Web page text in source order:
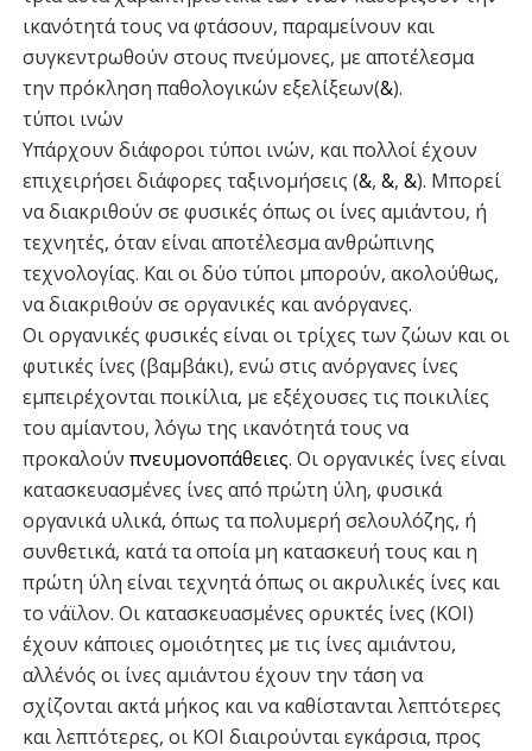
ικανότητά τους να φτάσουν, παραμείνουν και
συγκεντρωθούν στους πνεύμονες, με αποτέλεσμα
την πρόκληση παθολογικών εξελίξεων(&).
τύποι ινών
Υπάρχουν διάφοροι τύποι ινών, και πολλοί έχουν
επιχειρήσει διάφορες ταξινομήσεις (&, &, &). Μπορεί
να διακριθούν σε φυσικές όπως οι ίνες αμιάντου, ή
τεχνητές, όταν είναι αποτέλεσμα ανθρώπινης
τεχνολογίας. Και οι δύο τύποι μπορούν, ακολούθως,
να διακριθούν σε οργανικές και ανόργανες.
Οι οργανικές φυσικές είναι οι τρίχες των ζώων και οι
φυτικές ίνες (βαμβάκι), ενώ στις ανόργανες ίνες
εμπειρέχονται ποικίλια, με εξέχουσες τις ποικιλίες
του αμίαντου, λόγω της ικανότητά τους να
προκαλούν πνευμονοπάθειες. Οι οργανικές ίνες είναι
κατασκευασμένες ίνες από πρώτη ύλη, φυσικά
οργανικά υλικά, όπως τα πολυμερή σελουλόζης, ή
συνθετικά, κατά τα οποία μη κατασκευή τους και η
πρώτη ύλη είναι τεχνητά όπως οι ακρυλικές ίνες και
το νάϊλον. Οι κατασκευασμένες ορυκτές ίνες (ΚΟΙ)
έχουν κάποιες ομοιότητες με τις ίνες αμιάντου,
αλλ΄ενός οι ίνες αμιάντου έχουν την τάση να
σχίζονται ακτά μήκος και να καθίστανται λεπτότερες
και λεπτότερες, οι ΚΟΙ διαιρούνται εγκάρσια, προς